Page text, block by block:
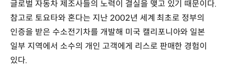
글로벌 자동차 제조사들의 노력이 결실을 맺고 있기 때문이다.
참고로 토요타와 혼다는 지난 2002년 세계 최초로 정부의
인증을 받은 수소전기차를 개발해 미국 캘리포니아와 일본
일부 지역에서 소수의 개인 고객에게 리스로 판매한 경험이
있다.